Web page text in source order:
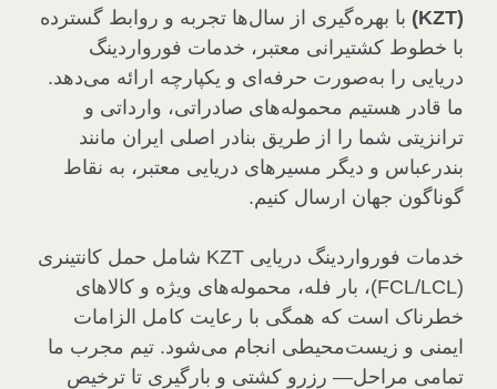
(KZT)
با بهره‌گیری از سال‌ها تجربه و روابط گسترده
با خطوط کشتیرانی معتبر، خدمات فورواردینگ
دریایی را به‌صورت حرفه‌ای و یکپارچه ارائه می‌دهد.
ما قادر هستیم محموله‌های صادراتی، وارداتی و
ترانزیتی شما را از طریق بنادر اصلی ایران مانند
بندرعباس و دیگر مسیرهای دریایی معتبر، به نقاط
گوناگون جهان ارسال کنیم.
خدمات فورواردینگ دریایی KZT شامل حمل کانتینری
(FCL/LCL)، بار فله، محموله‌های ویژه و کالاهای
خطرناک است که همگی با رعایت کامل الزامات
ایمنی و زیست‌محیطی انجام می‌شود. تیم مجرب ما
تمامی مراحل— رزرو کشتی و بارگیری تا ترخیص